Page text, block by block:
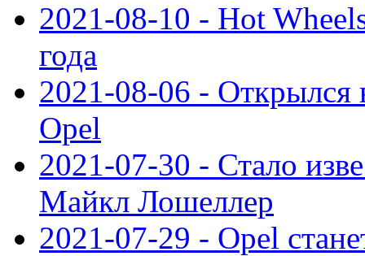
2021-08-10 - Hot
года
2021-08-06 - Открылся
Opel
2021-07-30 - Стало
Майкл Лошеллер
2021-07-29 - Opel